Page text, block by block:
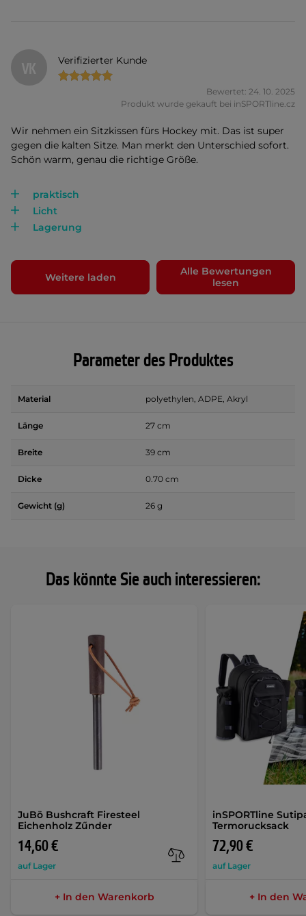
Das könnte Sie auch interessieren:
JuBö Bushcraft Firesteel
Eichenholz Zűnder
14,60 €
auf Lager
+ In den Warenkorb
inSPORTline
Termorucksack
72,90 €
auf Lager
+ In den
VK Verifizierter Kunde
Bewertet: 24. 10. 2025
Produkt wurde gekauft bei inSPORTline.cz
Wir nehmen ein Sitzkissen fürs Hockey mit. Das ist super
gegen die kalten Sitze. Man merkt den Unterschied sofort.
Schön warm, genau die richtige Größe.
praktisch
Licht
Lagerung
Weitere laden
Alle Bewertungen
lesen
Parameter des Produktes
Material polyethylen, ADPE, Akryl
Länge 27 cm
Breite 39 cm
Dicke 0.70 cm
Gewicht (g) 26 g